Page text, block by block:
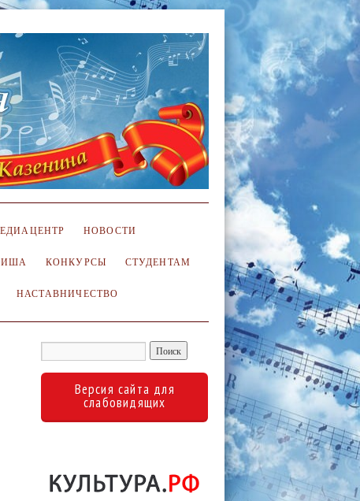
НОВОСТИ
КОНКУРСЫ СТУДЕНТАМ
НАСТАВНИЧЕСТВО
Версия сайта для
слабовидящих